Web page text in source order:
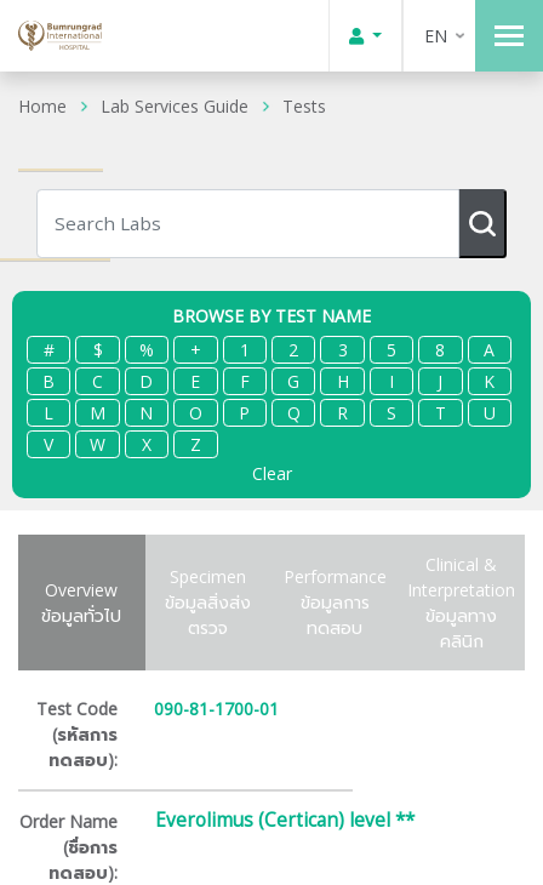
EN
Home Lab Services Guide Tests
BROWSE BY TEST NAME
#
$ % + 1 2 3 5 8
A
B
C D E F G H I J
K
L
M N O P Q R S T
U
V
W X
Z
Clear
Overview
ข้อมูลทั่วไป
Specimen
ข้อมูลสิ่งส่ง
ตรวจ
Performance
ข้อมูลการ
ทดสอบ
Clinical &
Interpretation
ข้อมูลทาง
คลินิก
Test Code
(รหัสการ
ทดสอบ):
090-81-1700-01
Order Name
(ชื่อการ
ทดสอบ):
Everolimus (Certican) level **